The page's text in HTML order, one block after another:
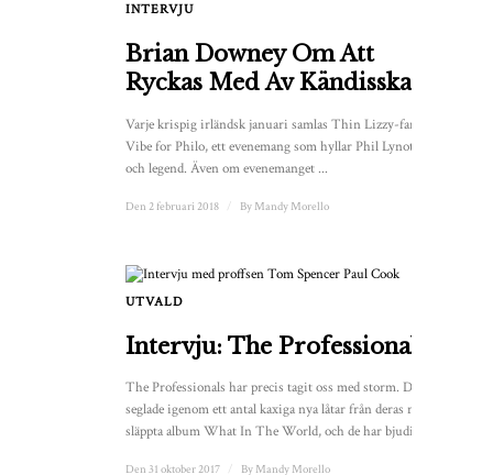
INTERVJU
Brian Downey Om Att
Ryckas Med Av Kändisskapet
Varje krispig irländsk januari samlas Thin Lizzy-fans för
Vibe for Philo, ett evenemang som hyllar Phil Lynotts liv
och legend. Även om evenemanget ...
Den 2 februari 2018 By Mandy Morello
UTVALD
Intervju: The Professionals
The Professionals har precis tagit oss med storm. De
seglade igenom ett antal kaxiga nya låtar från deras nyligen
släppta album What In The World, och de har bjudit på ...
Den 31 oktober 2017 By Mandy Morello